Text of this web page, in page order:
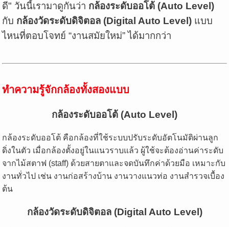
ดี" วันนี้เรามาดูกันว่า กล้องระดับออโต้ (Auto Level)
กับ กล้องวัดระดับดิจิตอล (Digital Auto Level) แบบ
ไหนที่ตอบโจทย์ “งานสมัยใหม่” ได้มากกว่า
ทำความรู้จักกล้องทั้งสองแบบ
กล้องระดับออโต้ (Auto Level)
กล้องระดับออโต้ คือกล้องที่ใช้ระบบปรับระดับอัตโนมัติผ่านลูก
ดิ่งในตัว เมื่อกล้องตั้งอยู่ในแนวราบแล้ว ผู้ใช้จะต้องอ่านค่าระดับ
จากไม้สตาฟ (staff) ด้วยสายตาและจดบันทึกค่าด้วยมือ เหมาะกับ
งานทั่วไป เช่น งานก่อสร้างบ้าน งานวางแนวท่อ งานสำรวจเบื้อง
ต้น
กล้องวัดระดับดิจิตอล (Digital Auto Level)